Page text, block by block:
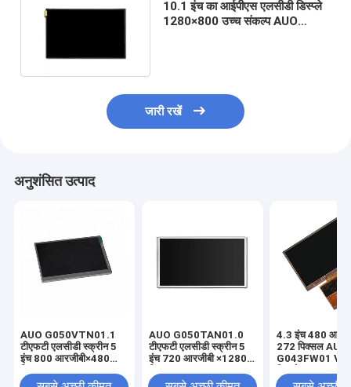
10.1 इंच का आईपीएस एलसीडी डिस्प्ले
1280×800 उच्च संकल्प AUO
जारी रखें
अनुशंसित उत्पाद
AUO G050VTN01.1
टीएफटी एलसीडी स्क्रीन 5
इंच 800 आरजीबी×480
AUO G050TAN01.0
टीएफटी एलसीडी स्क्रीन 5
इंच 720 आरजीबी ×1280
4.3 इंच 480
272 पिक्सल AUO
G043FW01 V0